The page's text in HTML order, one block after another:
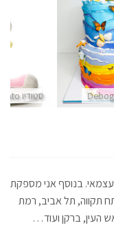
סטודיו Debogato
עצמאי. בנוסף אני מספקת
תקווה, תל אביב, רמת
העין, ברקן ועוד…